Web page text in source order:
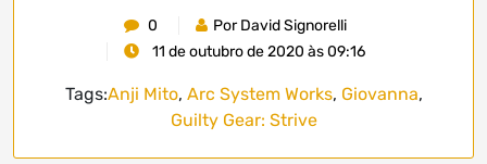
0
Por David Signorelli
11 de outubro de 2020 às 09:16
Tags:Anji Mito, Arc System Works, Giovanna,
Guilty Gear: Strive